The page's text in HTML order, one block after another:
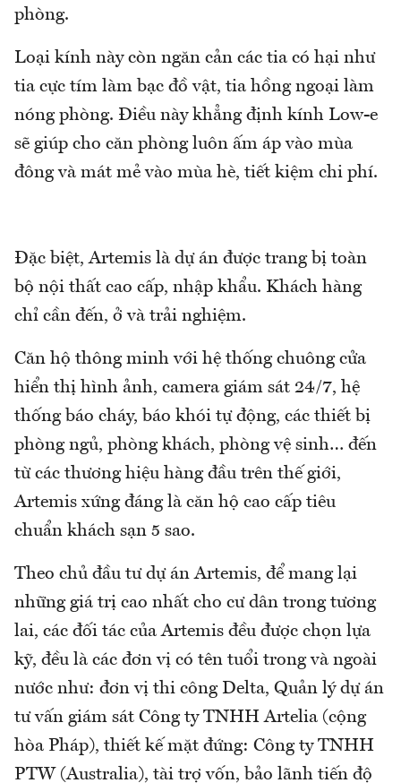
phòng.
Loại kính này còn ngăn cản các tia có hại như
tia cực tím làm bạc đồ vật, tia hồng ngoại làm
nóng phòng. Điều này khẳng định kính Low-e
sẽ giúp cho căn phòng luôn ấm áp vào mùa
đông và mát mẻ vào mùa hè, tiết kiệm chi phí.
Đặc biệt, Artemis là dự án được trang bị toàn
bộ nội thất cao cấp, nhập khẩu. Khách hàng
chỉ cần đến, ở và trải nghiệm.
Căn hộ thông minh với hệ thống chuông cửa
hiển thị hình ảnh, camera giám sát 24/7, hệ
thống báo cháy, báo khói tự động, các thiết bị
phòng ngủ, phòng khách, phòng vệ sinh… đến
từ các thương hiệu hàng đầu trên thế giới,
Artemis xứng đáng là căn hộ cao cấp tiêu
chuẩn khách sạn 5 sao.
Theo chủ đầu tư dự án Artemis, để mang lại
những giá trị cao nhất cho cư dân trong tương
lai, các đối tác của Artemis đều được chọn lựa
kỹ, đều là các đơn vị có tên tuổi trong và ngoài
nước như: đơn vị thi công Delta, Quản lý dự án
tư vấn giám sát Công ty TNHH Artelia (cộng
hòa Pháp), thiết kế mặt đứng: Công ty TNHH
PTW (Australia), tài trợ vốn, bảo lãnh tiến độ